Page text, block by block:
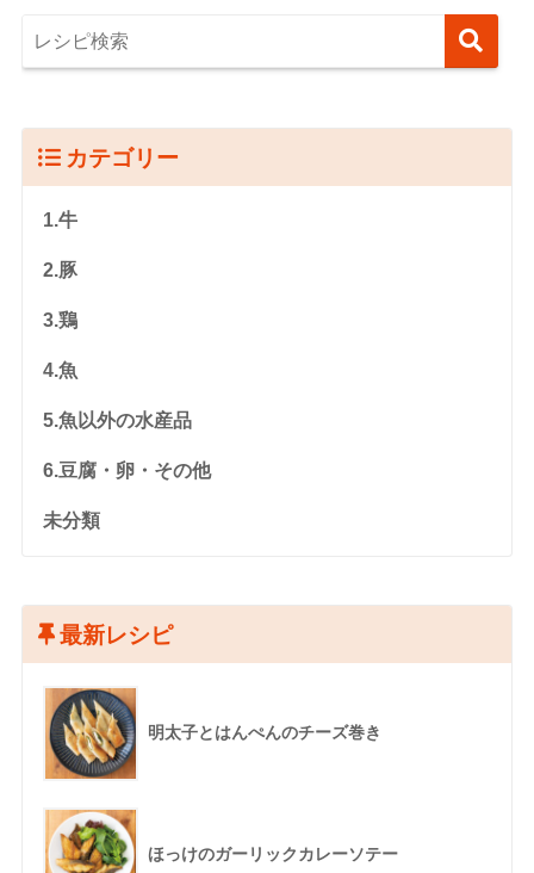
カテゴリー
1.牛
2.豚
3.鶏
4.魚
5.魚以外の水産品
6.豆腐・卵・その他
未分類
最新レシピ
明太子とはんぺんのチーズ巻き
ほっけのガーリックカレーソテー